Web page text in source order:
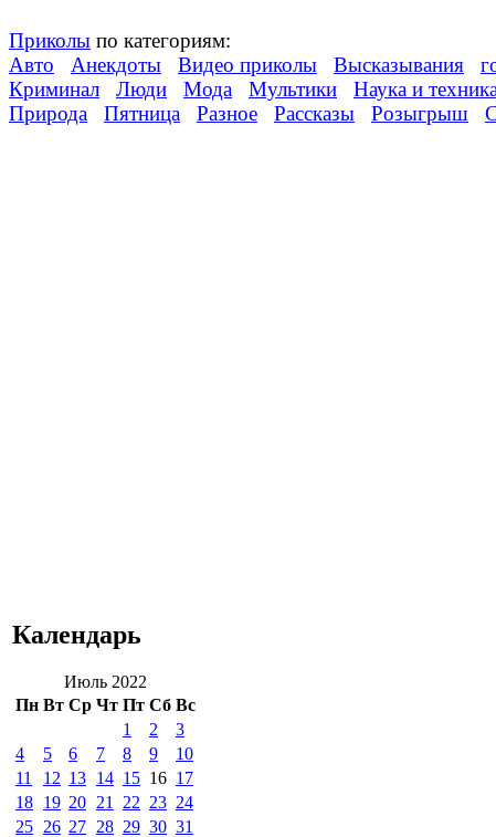
Приколы по категориям:
Авто
Анекдоты Видео приколы Высказывания
Криминал
Люди Мода Мультики Наука и
Природа
Пятница Разное Рассказы Розыгрыш
Календарь
Июль 2022
Пн Вт Ср Чт Пт Сб Вс
1
2
3
4
5 6 7 8 9
10
11
12 13 14 15 16 17
18 19 20 21 22 23 24
25 26 27 28 29 30 31